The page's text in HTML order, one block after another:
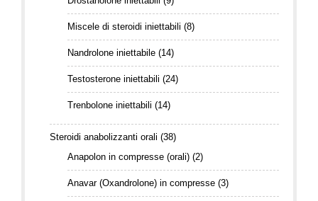
Miscele di steroidi iniettabili (8)
Nandrolone iniettabile (14)
Testosterone iniettabili (24)
Trenbolone iniettabili (14)
Steroidi anabolizzanti orali (38)
Anapolon in compresse (orali) (2)
Anavar (Oxandrolone) in compresse (3)